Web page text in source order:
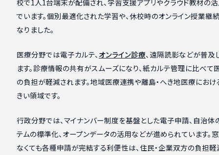
でいます。個別最適化された学習や、休校時のオンライン授業継
なりました。
医療分野では電子カルテ、 オンライン診療、遠隔読影などが普及
ます。診療情報の共有がスムーズになり、紙カルテ管理に比べて
の負担が軽減されます。地域医療連携や離島・へき地医療にお
きい領域です。
行政分野では、マイナンバー制度を基盤とした電子申請、自治体
テムの標準化、オープンデータの活用などが進められています。
なくても各種申請が完結する利便性は、住民・企業双方の負担